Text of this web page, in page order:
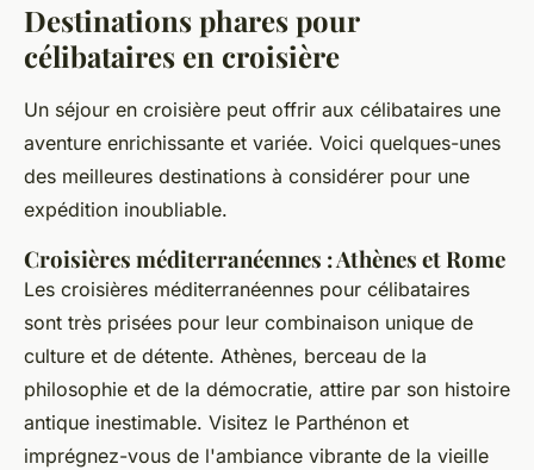
Destinations phares pour
célibataires en croisière
Un séjour en croisière peut offrir aux célibataires une
aventure enrichissante et variée. Voici quelques-unes
des meilleures destinations à considérer pour une
expédition inoubliable.
Croisières méditerranéennes : Athènes et Rome
Les croisières méditerranéennes pour célibataires
sont très prisées pour leur combinaison unique de
culture et de détente. Athènes, berceau de la
philosophie et de la démocratie, attire par son histoire
antique inestimable. Visitez le Parthénon et
imprégnez-vous de l'ambiance vibrante de la vieille